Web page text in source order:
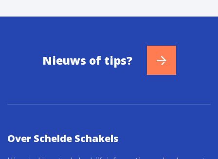
Nieuws of tips?
Over Schelde Schakels